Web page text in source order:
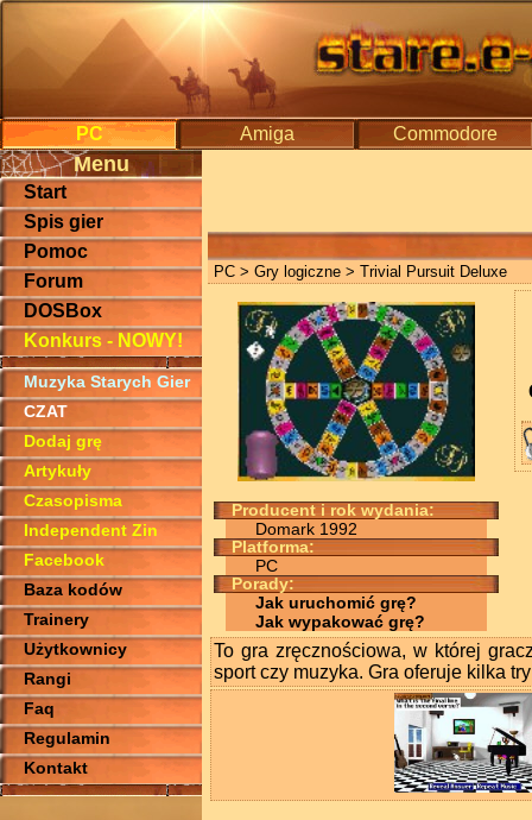
PC Amiga Commodore
Menu
Start
Spis gier
Pomoc
Forum
DOSBox
Konkurs - NOWY!
Muzyka Starych Gier
CZAT
Dodaj grę
Artykuły
Czasopisma
Independent Zin
Facebook
Baza kodów
Trainery
Użytkownicy
Rangi
Faq
Regulamin
Kontakt
PC > Gry logiczne > Trivial Pursuit Deluxe
Producent i rok wydania:
Domark 1992
Platforma:
PC
Porady:
Jak uruchomić grę?
Jak wypakować grę?
To gra zręcznościowa, w której
sport czy muzyka. Gra oferuje kilka